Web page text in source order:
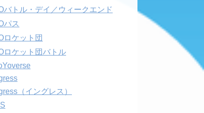
バトル・デイ／ウィークエンド
パス
ロケット団
ロケット団バトル
（イングレス）